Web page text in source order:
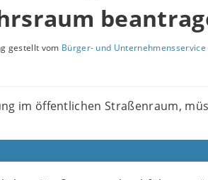
gestellt vom Bürger- und Unternehmensservice
im öffentlichen Straßenraum,